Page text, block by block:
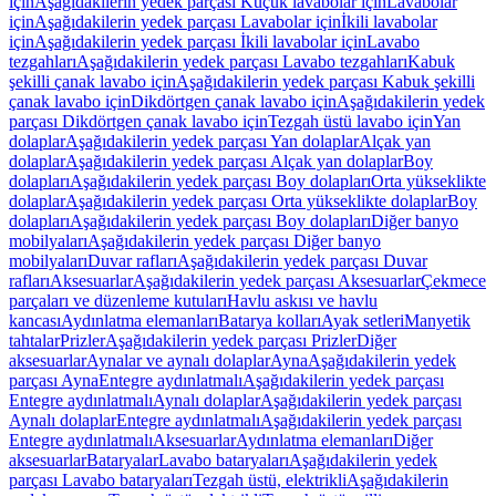
içinAşağıdakilerin yedek parçası Lavabolar içinİkili lavabolar
içinAşağıdakilerin yedek parçası İkili lavabolar içinLavabo
tezgahlarıAşağıdakilerin yedek parçası Lavabo tezgahlarıKabuk
şekilli çanak lavabo içinAşağıdakilerin yedek parçası Kabuk şekilli
çanak lavabo içinDikdörtgen çanak lavabo içinAşağıdakilerin yedek
parçası Dikdörtgen çanak lavabo içinTezgah üstü lavabo içinYan
dolaplarAşağıdakilerin yedek parçası Yan dolaplarAlçak yan
dolaplarAşağıdakilerin yedek parçası Alçak yan dolaplarBoy
dolaplarıAşağıdakilerin yedek parçası Boy dolaplarıOrta yükseklikte
dolaplarAşağıdakilerin yedek parçası Orta yükseklikte dolaplarBoy
dolaplarıAşağıdakilerin yedek parçası Boy dolaplarıDiğer banyo
mobilyalarıAşağıdakilerin yedek parçası Diğer banyo
mobilyalarıDuvar raflarıAşağıdakilerin yedek parçası Duvar
raflarıAksesuarlarAşağıdakilerin yedek parçası AksesuarlarÇekmece
parçaları ve düzenleme kutularıHavlu askısı ve havlu
kancasıAydınlatma elemanlarıBatarya kollarıAyak setleriManyetik
tahtalarPrizlerAşağıdakilerin yedek parçası PrizlerDiğer
aksesuarlarAynalar ve aynalı dolaplarAynaAşağıdakilerin yedek
parçası AynaEntegre aydınlatmalıAşağıdakilerin yedek parçası
Entegre aydınlatmalıAynalı dolaplarAşağıdakilerin yedek parçası
Aynalı dolaplarEntegre aydınlatmalıAşağıdakilerin yedek parçası
Entegre aydınlatmalıAksesuarlarAydınlatma elemanlarıDiğer
aksesuarlarBataryalarLavabo bataryalarıAşağıdakilerin yedek
parçası Lavabo bataryalarıTezgah üstü, elektrikliAşağıdakilerin